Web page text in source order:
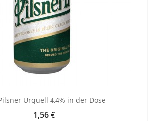
Urquell 4,4% in der Dose
Preis
1,56 €